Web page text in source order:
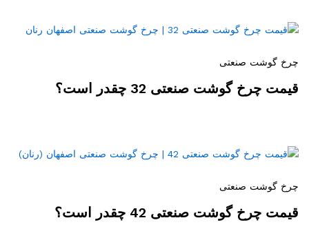
چرخ گوشت صنعتی
قیمت چرخ گوشت صنعتی 32 چقدر است؟
چرخ گوشت صنعتی
قیمت چرخ گوشت صنعتی 42 چقدر است؟